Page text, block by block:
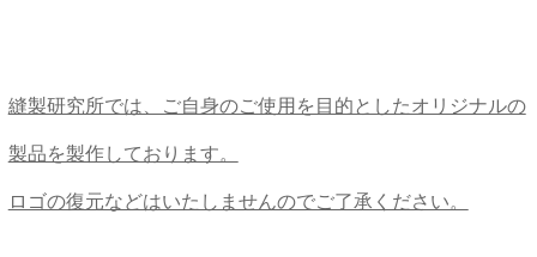
縫製研究所では、ご自身のご使用を目的としたオリジナルの
製品を製作しております。
ロゴの復元などはいたしませんのでご了承ください。